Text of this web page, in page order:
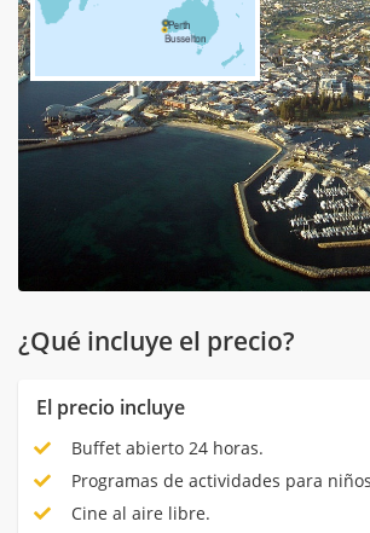
¿Qué incluye el precio?
El precio incluye
Buffet abierto 24 horas.
Programas de actividades para
Cine al aire libre.